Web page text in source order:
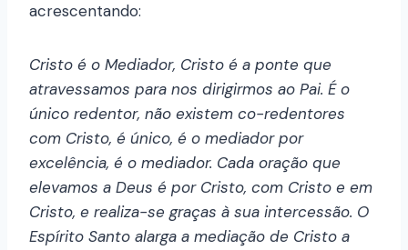
acrescentando:
Cristo é o Mediador, Cristo é a ponte que
atravessamos para nos dirigirmos ao Pai. É o
único redentor, não existem co-redentores
com Cristo, é único, é o mediador por
excelência, é o mediador. Cada oração que
elevamos a Deus é por Cristo, com Cristo e em
Cristo, e realiza-se graças à sua intercessão. O
Espírito Santo alarga a mediação de Cristo a